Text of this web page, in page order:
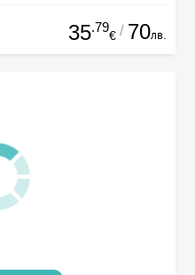
35.79
€ / 70лв.